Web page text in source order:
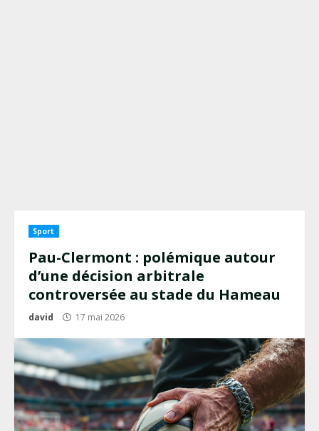
Sport
Pau-Clermont : polémique autour
d’une décision arbitrale
controversée au stade du Hameau
david 17 mai 2026